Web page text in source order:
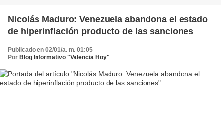
Nicolás Maduro: Venezuela abandona el estado
de hiperinflación producto de las sanciones
Publicado en 02/01/a. m. 01:05
Por Blog Informativo "Valencia Hoy"